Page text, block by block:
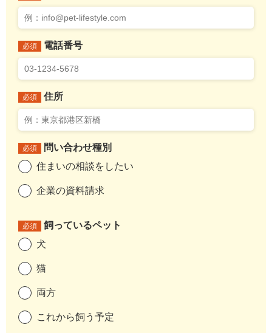
必須 電話番号
必須 住所
必須
問い合わせ種別
住まいの相談をしたい
企業の資料請求
必須
飼っているペット
犬
猫
両方
これから飼う予定